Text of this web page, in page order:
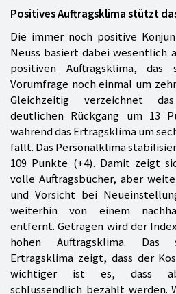
Positives Auftragsklima stützt
Die immer noch positive
Neuss basiert dabei wesentlich
positiven Auftragsklima,
Vorumfrage noch einmal um
Gleichzeitig verzeichnet
deutlichen Rückgang um 13
während das Ertragsklima um
fällt. Das Personalklima
109 Punkte (+4). Damit zeigt
volle Auftragsbücher, aber
und Vorsicht bei
weiterhin von einem
entfernt. Getragen wird der
hohen Auftragsklima. Das
Ertragsklima zeigt, dass der
wichtiger ist es, dass
schlussendlich bezahlt werden.